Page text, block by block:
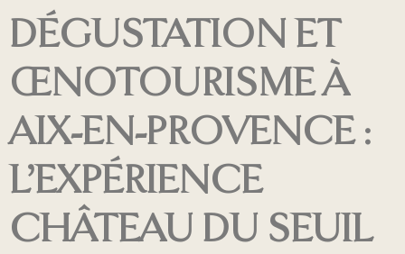
DÉGUSTATION ET
ŒNOTOURISME À
AIX-EN-PROVENCE :
L’EXPÉRIENCE
CHÂTEAU DU SEUIL